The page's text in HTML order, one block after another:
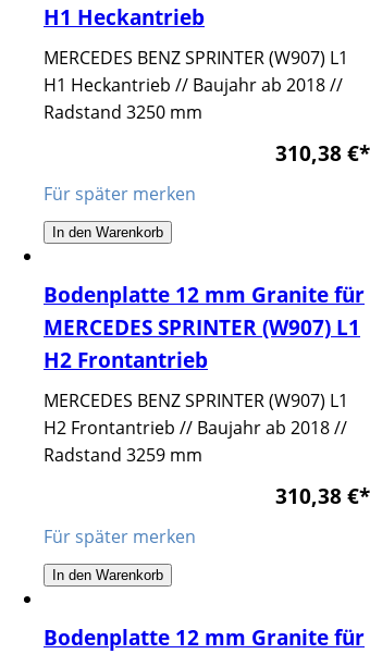
H1 Heckantrieb
MERCEDES BENZ SPRINTER (W907) L1
H1 Heckantrieb // Baujahr ab 2018 //
Radstand 3250 mm
310,38 €*
Für später merken
In den Warenkorb
Bodenplatte 12 mm Granite für
MERCEDES SPRINTER (W907) L1
H2 Frontantrieb
MERCEDES BENZ SPRINTER (W907) L1
H2 Frontantrieb // Baujahr ab 2018 //
Radstand 3259 mm
310,38 €*
Für später merken
In den Warenkorb
Bodenplatte 12 mm Granite für